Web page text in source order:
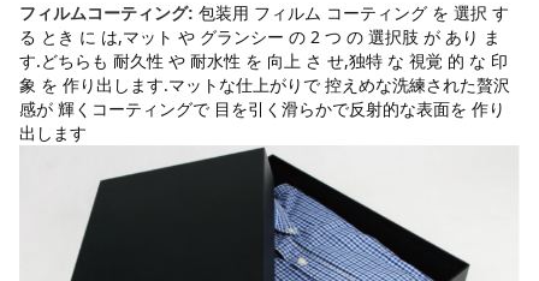
フィルムコーティング: 包装用 フィルム コーティング を 選択 す
る とき に は,マット や グランシー の 2 つ の 選択肢 が あり ま
す.どちらも 耐久性 や 耐水性 を 向上 さ せ,独特 な 視覚 的 な 印
象 を 作り出します.マットな仕上がりで 控えめな洗練された贅沢
感が 輝くコーティングで 目を引く滑らかで反射的な表面を 作り
出します